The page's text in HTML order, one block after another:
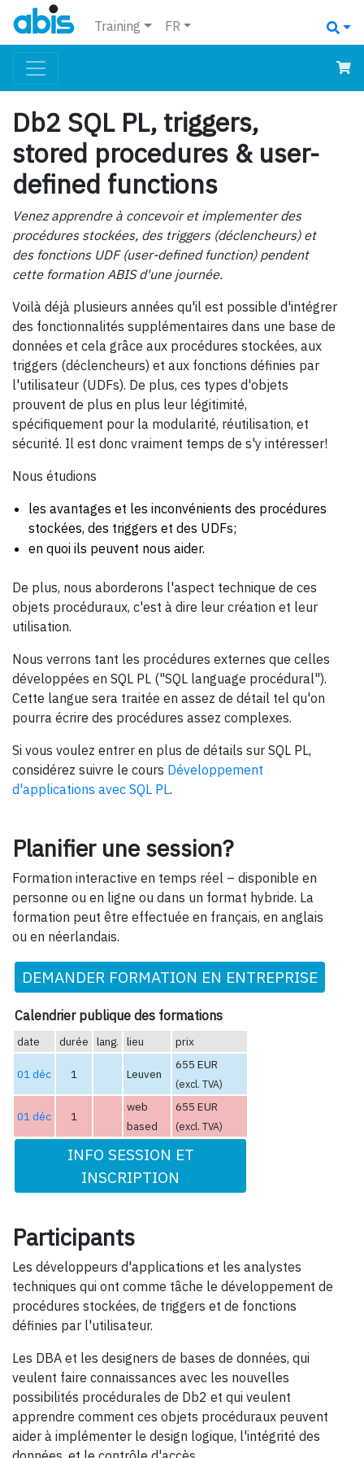
Training FR
Db2 SQL PL, triggers,
stored procedures & user-
defined functions
Venez apprendre à concevoir et implementer des
procédures stockées, des triggers (déclencheurs) et
des fonctions UDF (user-defined function) pendent
cette formation ABIS d'une journée.
Voilà déjà plusieurs années qu'il est possible d'intégrer
des fonctionnalités supplémentaires dans une base de
données et cela grâce aux procédures stockées, aux
triggers (déclencheurs) et aux fonctions définies par
l'utilisateur (UDFs). De plus, ces types d'objets
prouvent de plus en plus leur légitimité,
spécifiquement pour la modularité, réutilisation, et
sécurité. Il est donc vraiment temps de s'y intéresser!
Nous étudions
les avantages et les inconvénients des procédures
stockées, des triggers et des UDFs;
en quoi ils peuvent nous aider.
De plus, nous aborderons l'aspect technique de ces
objets procéduraux, c'est à dire leur création et leur
utilisation.
Nous verrons tant les procédures externes que celles
développées en SQL PL ("SQL language procédural").
Cette langue sera traitée en assez de détail tel qu'on
pourra écrire des procédures assez complexes.
Si vous voulez entrer en plus de détails sur SQL PL,
considérez suivre le cours Développement
d'applications avec SQL PL.
Planifier une session?
Formation interactive en temps réel – disponible en
personne ou en ligne ou dans un format hybride. La
formation peut être effectuée en français, en anglais
ou en néerlandais.
DEMANDER FORMATION EN ENTREPRISE
Calendrier publique des formations
date durée lang. lieu prix
01 déc 1 Leuven
655 EUR
(excl. TVA)
01 déc 1
web
based
655 EUR
(excl. TVA)
INFO SESSION ET
INSCRIPTION
Participants
Les développeurs d'applications et les analystes
techniques qui ont comme tâche le développement de
procédures stockées, de triggers et de fonctions
définies par l'utilisateur.
Les DBA et les designers de bases de données, qui
veulent faire connaissances avec les nouvelles
possibilités procédurales de Db2 et qui veulent
apprendre comment ces objets procéduraux peuvent
aider à implémenter le design logique, l'intégrité des